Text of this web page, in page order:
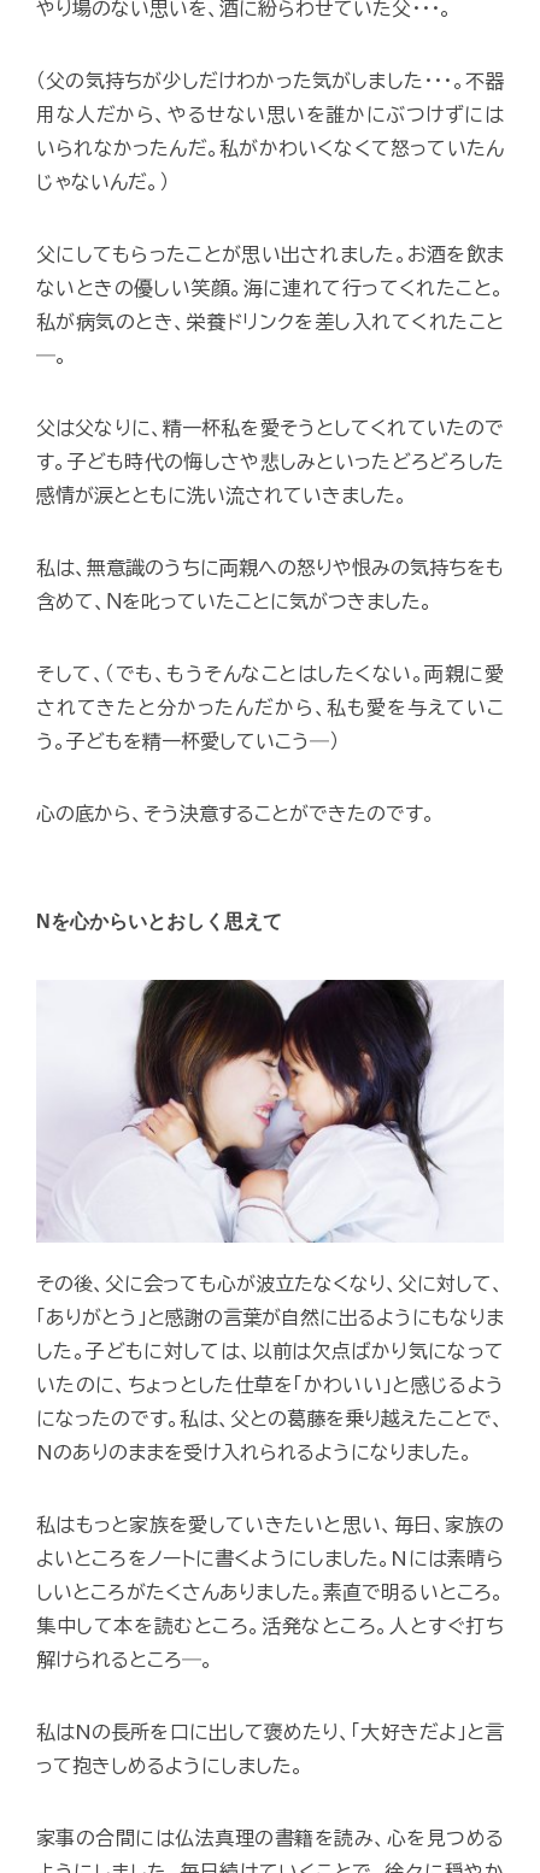
やり場のない思いを、酒に紛らわせていた父･･･。
（父の気持ちが少しだけわかった気がしました･･･。不器
用な人だから、やるせない思いを誰かにぶつけずには
いられなかったんだ。私がかわいくなくて怒っていたん
じゃないんだ。）
父にしてもらったことが思い出されました。お酒を飲ま
ないときの優しい笑顔。海に連れて行ってくれたこと。
私が病気のとき、栄養ドリンクを差し入れてくれたこと
―。
父は父なりに、精一杯私を愛そうとしてくれていたので
す。子ども時代の悔しさや悲しみといったどろどろした
感情が涙とともに洗い流されていきました。
私は、無意識のうちに両親への怒りや恨みの気持ちをも
含めて、Ｎを叱っていたことに気がつきました。
そして、（でも、もうそんなことはしたくない。両親に愛
されてきたと分かったんだから、私も愛を与えていこ
う。子どもを精一杯愛していこう―）
心の底から、そう決意することができたのです。
Nを心からいとおしく思えて
その後、父に会っても心が波立たなくなり、父に対して、
「ありがとう」と感謝の言葉が自然に出るようにもなりま
した。子どもに対しては、以前は欠点ばかり気になって
いたのに、ちょっとした仕草を「かわいい」と感じるよう
になったのです。私は、父との葛藤を乗り越えたことで、
Nのありのままを受け入れられるようになりました。
私はもっと家族を愛していきたいと思い、毎日、家族の
よいところをノートに書くようにしました。Nには素晴ら
しいところがたくさんありました。素直で明るいところ。
集中して本を読むところ。活発なところ。人とすぐ打ち
解けられるところ―。
私はNの長所を口に出して褒めたり、「大好きだよ」と言
って抱きしめるようにしました。
家事の合間には仏法真理の書籍を読み、心を見つめる